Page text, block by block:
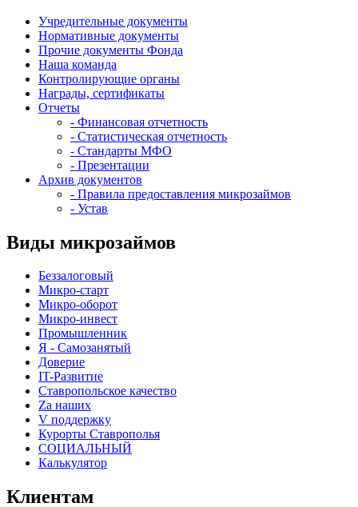
Учредительные документы
Нормативные документы
Прочие документы Фонда
Наша команда
Контролирующие органы
Награды, сертификаты
Отчеты
- Финансовая отчетность
- Статистическая отчетность
- Стандарты МФО
- Презентации
Архив документов
- Правила предоставления микрозаймов
- Устав
Виды микрозаймов
Беззалоговый
Микро-старт
Микро-оборот
Микро-инвест
Промышленник
Я - Самозанятый
Доверие
IT-Развитие
Ставропольское качество
Za наших
V поддержку
Курорты Ставрополья
СОЦИАЛЬНЫЙ
Калькулятор
Клиентам